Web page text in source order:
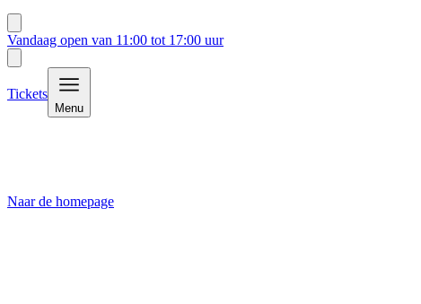
Vandaag open van 11:00 tot 17:00 uur
Tickets
Menu
Naar de homepage